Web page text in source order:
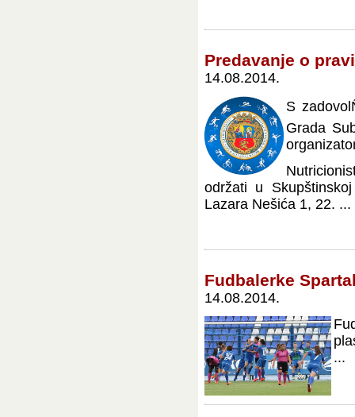
Predavanje o
14.08.2014.
S
Grada
održati u
Lazara Nešića 1, 22. ...
Fudbalerke
14.08.2014.
...